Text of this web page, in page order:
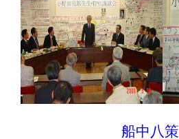
船中八策